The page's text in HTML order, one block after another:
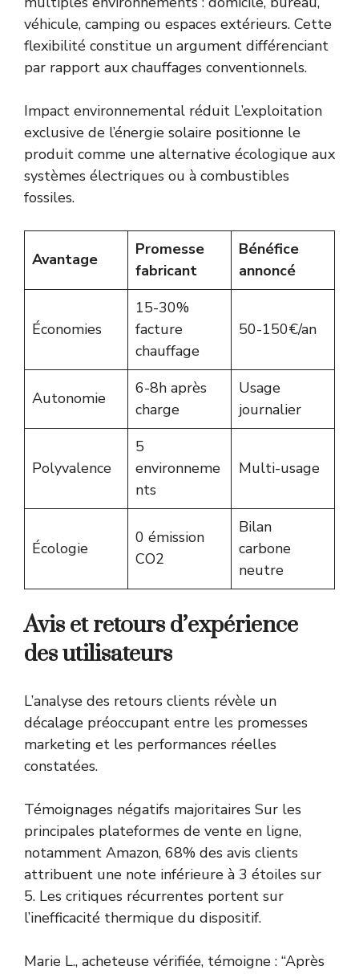
véhicule, camping ou espaces extérieurs. Cette
flexibilité constitue un argument différenciant
par rapport aux chauffages conventionnels.
Impact environnemental réduit L’exploitation
exclusive de l’énergie solaire positionne le
produit comme une alternative écologique aux
systèmes électriques ou à combustibles
fossiles.
Avantage
Promesse
fabricant
Bénéfice
annoncé
Économies
15-30%
facture
chauffage
50-150€/an
Autonomie
6-8h après
charge
Usage
journalier
Polyvalence
5
environneme
nts
Multi-usage
Écologie
0 émission
CO2
Bilan
carbone
neutre
Avis et retours d’expérience
des utilisateurs
L’analyse des retours clients révèle un
décalage préoccupant entre les promesses
marketing et les performances réelles
constatées.
Témoignages négatifs majoritaires Sur les
principales plateformes de vente en ligne,
notamment Amazon, 68% des avis clients
attribuent une note inférieure à 3 étoiles sur
5. Les critiques récurrentes portent sur
l’inefficacité thermique du dispositif.
Marie L., acheteuse vérifiée, témoigne : “Après